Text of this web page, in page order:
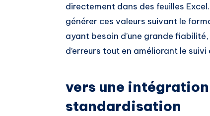
directement dans des feuilles
générer ces valeurs suivant le
ayant besoin d’une grande
d’erreurs tout en améliorant le
vers une
standardisation